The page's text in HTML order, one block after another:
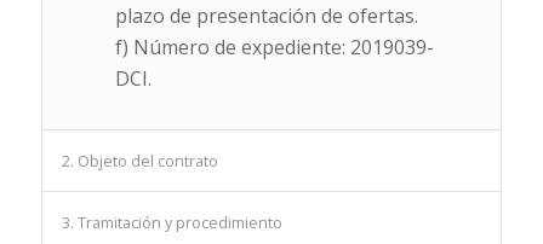
plazo de presentación de ofertas.
f) Número de expediente: 2019039-
DCI.
2. Objeto del contrato
3. Tramitación y procedimiento